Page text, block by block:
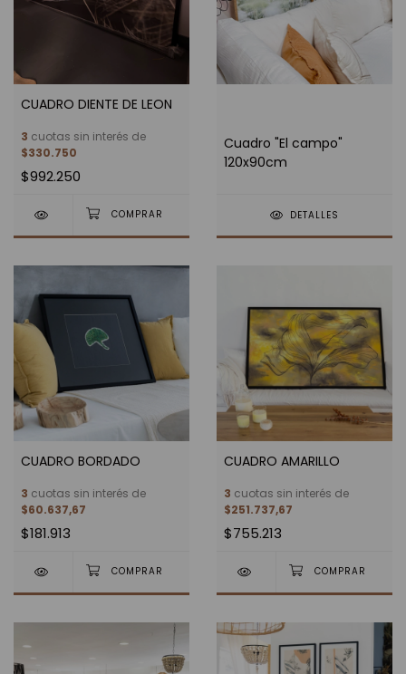
CUADRO DIENTE DE LEON
3 cuotas sin interés de
$330.750
$992.250
Cuadro "El campo"
120x90cm
DETALLES
CUADRO BORDADO
3 cuotas sin interés de
$60.637,67
$181.913
CUADRO AMARILLO
3 cuotas sin interés de
$251.737,67
$755.213